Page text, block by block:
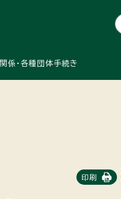
係・各種団体手続き
印刷